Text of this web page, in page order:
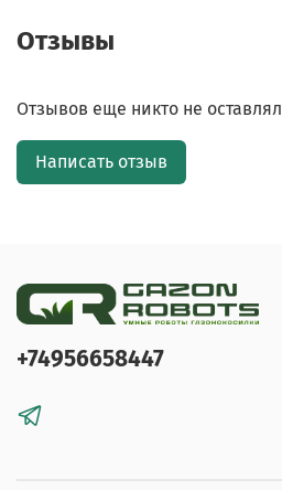
Отзывы
Отзывов еще никто не оставлял
Написать отзыв
+74956658447